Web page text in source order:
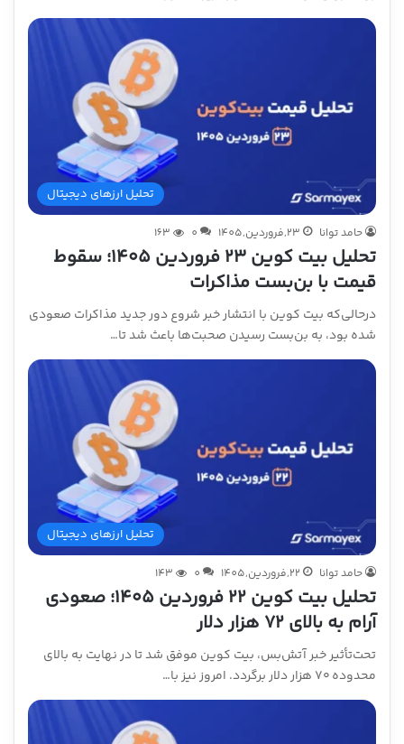
تحلیل ارزهای دیجیتال
حامد توانا 23,فروردین,1405 0
163
تحلیل بیت کوین ۲۳ فروردین ۱۴۰۵؛ سقوط
قیمت با بن‌بست مذاکرات
درحالی‌که بیت کوین با انتشار خبر شروع دور جدید مذاکرات صعودی
شده بود، به بن‌بست رسیدن صحبت‌ها باعث شد تا…
تحلیل ارزهای دیجیتال
حامد توانا 22,فروردین,1405 0
143
تحلیل بیت کوین ۲۲ فروردین ۱۴۰۵؛ صعودی
آرام به بالای ۷۲ هزار دلار
تحت‌تأثیر خبر آتش‌بس، بیت کوین موفق شد تا در نهایت به بالای
محدوده ۷۰ هزار دلار برگردد. امروز نیز با…